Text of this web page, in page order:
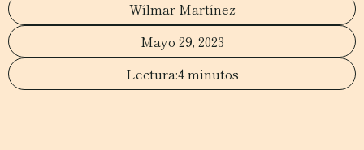
Wílmar Martínez
Mayo 29, 2023
4 minutos